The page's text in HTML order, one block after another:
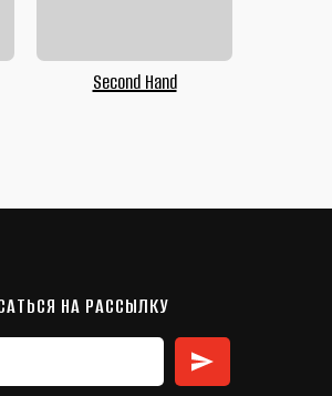
Second Hand
НА РАССЫЛКУ